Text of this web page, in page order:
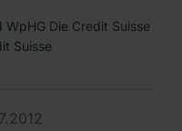
Die Credit Suisse
Suisse